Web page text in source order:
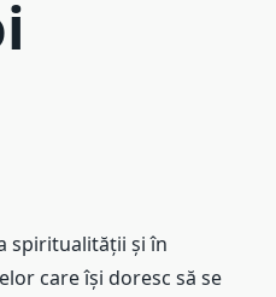
spiritualității și în
care își doresc să se